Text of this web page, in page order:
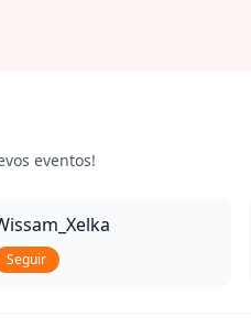
eventos!
Seguir